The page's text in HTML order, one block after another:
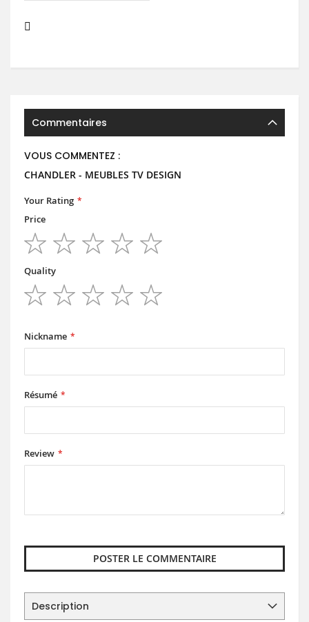
Commentaires
VOUS COMMENTEZ :
CHANDLER - MEUBLES TV DESIGN
Your Rating
Price
star
stars
stars
stars
stars
Quality
Nickname
Résumé
Review
POSTER LE COMMENTAIRE
Description